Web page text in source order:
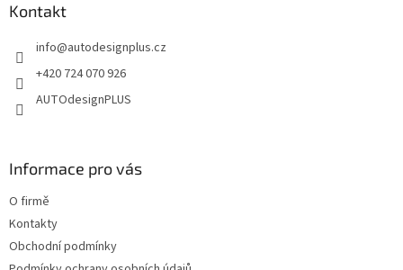
Kontakt
info@autodesignplus.cz
+420 724 070 926
AUTOdesignPLUS
Informace pro vás
O firmě
Kontakty
Obchodní podmínky